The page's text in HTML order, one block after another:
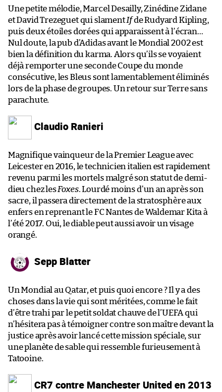
Une petite mélodie, Marcel Desailly, Zinédine Zidane
et David Trezeguet qui slamentIfde Rudyard Kipling,
puis deux étoiles dorées qui apparaissent à l’écran…
Nul doute, la pub d’Adidas avant le Mondial 2002 est
bien la définition du karma. Alors qu’ils se voyaient
déjà remporter une seconde Coupe du monde
consécutive, les Bleus sont lamentablement éliminés
lors de la phase de groupes. Un retour sur Terre sans
parachute.
Claudio Ranieri
Magnifique vainqueur de la Premier League avec
Leicester en 2016, le technicien italien est rapidement
revenu parmi les mortels malgré son statut de demi-
dieu chez lesFoxes. Lourdé moins d’un an après son
sacre, il passera directement de la stratosphère aux
enfers en reprenant le FC Nantes de Waldemar Kita à
l’été 2017. Oui, le diable peut aussi avoir un visage
orangé.
Sepp Blatter
Un Mondial au Qatar, et puis quoi encore ? Il y a des
choses dans la vie qui sont méritées, comme le fait
d’être trahi par le petit soldat chauve de l’UEFA qui
n’hésitera pas à témoigner contre son maître devant la
justice après avoir lancé cette mission spéciale, sur
une planète de sable qui ressemble furieusement à
Tatooine.
CR7 contre Manchester United en 2013